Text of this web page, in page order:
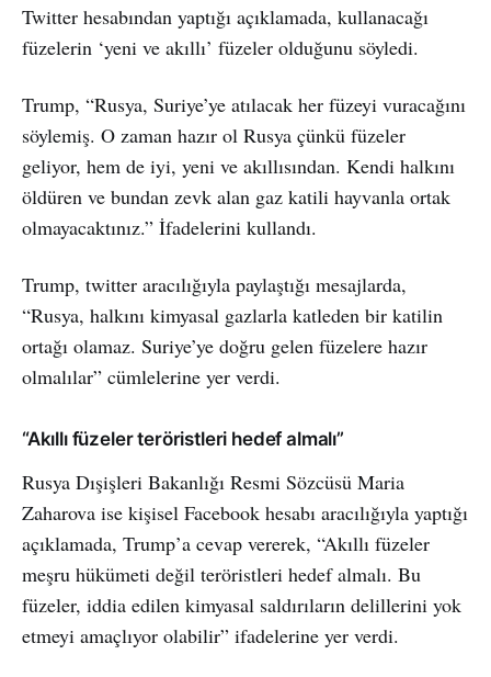
Twitter hesabından yaptığı açıklamada, kullanacağı
füzelerin ‘yeni ve akıllı’ füzeler olduğunu söyledi.
Trump, “Rusya, Suriye’ye atılacak her füzeyi vuracağını
söylemiş. O zaman hazır ol Rusya çünkü füzeler
geliyor, hem de iyi, yeni ve akıllısından. Kendi halkını
öldüren ve bundan zevk alan gaz katili hayvanla ortak
olmayacaktınız.” İfadelerini kullandı.
Trump, twitter aracılığıyla paylaştığı mesajlarda,
“Rusya, halkını kimyasal gazlarla katleden bir katilin
ortağı olamaz. Suriye’ye doğru gelen füzelere hazır
olmalılar” cümlelerine yer verdi.
“Akıllı füzeler teröristleri hedef almalı”
Rusya Dışişleri Bakanlığı Resmi Sözcüsü Maria
Zaharova ise kişisel Facebook hesabı aracılığıyla yaptığı
açıklamada, Trump’a cevap vererek, “Akıllı füzeler
meşru hükümeti değil teröristleri hedef almalı. Bu
füzeler, iddia edilen kimyasal saldırıların delillerini yok
etmeyi amaçlıyor olabilir” ifadelerine yer verdi.